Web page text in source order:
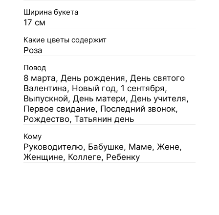
Ширина букета
17 см
Какие цветы содержит
Роза
Повод
8 марта, День рождения, День святого
Валентина, Новый год, 1 сентября,
Выпускной, День матери, День учителя,
Первое свидание, Последний звонок,
Рождество, Татьянин день
Кому
Руководителю, Бабушке, Маме, Жене,
Женщине, Коллеге, Ребенку